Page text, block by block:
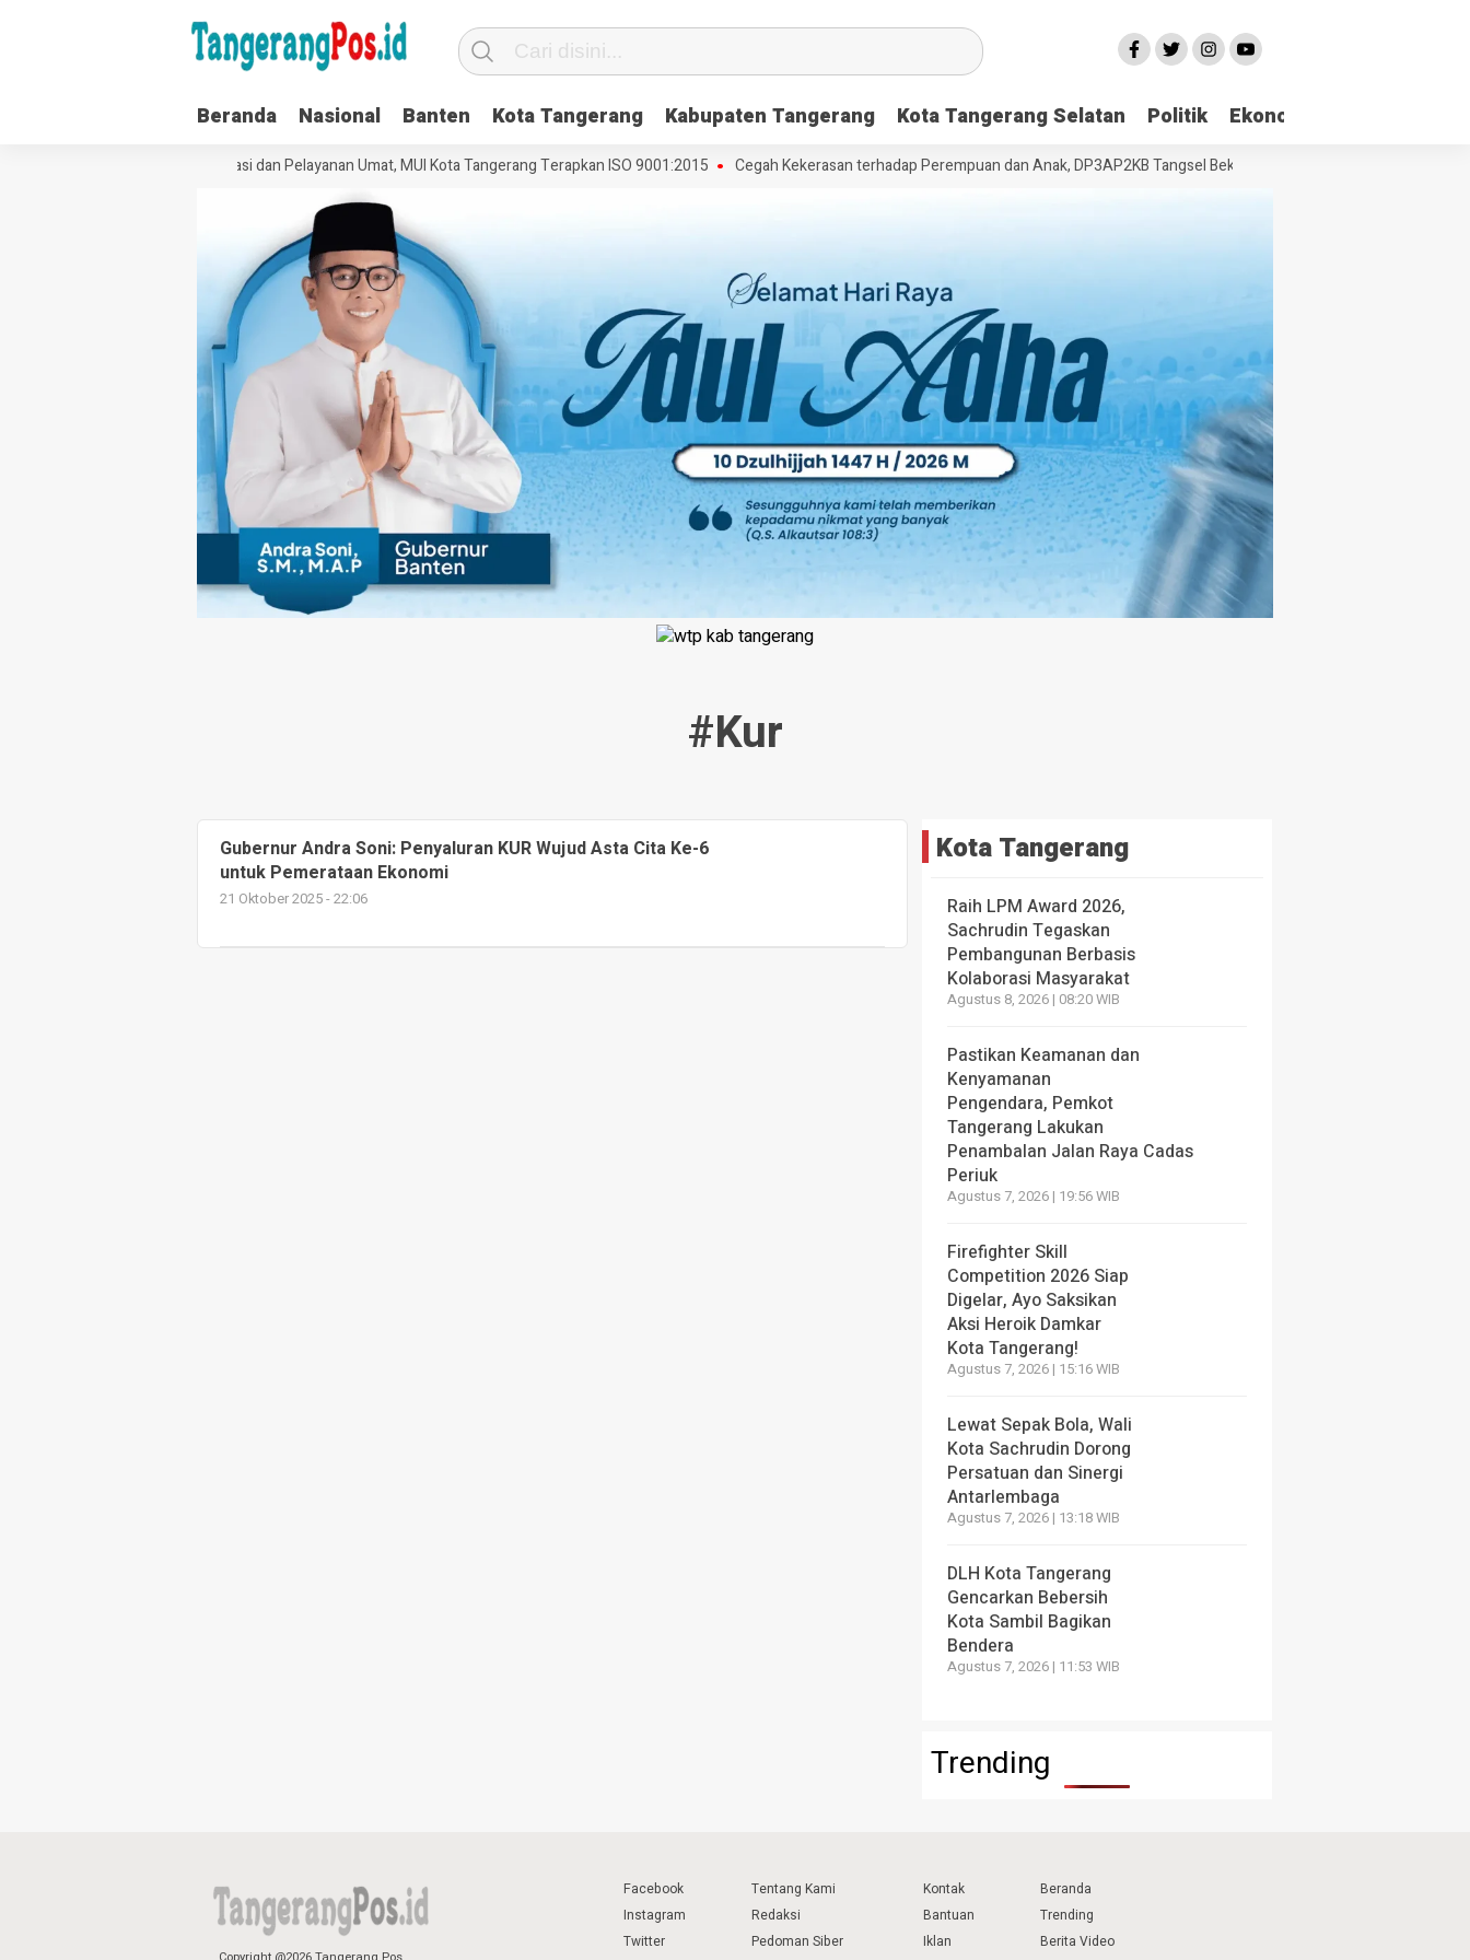
Beranda Nasional Banten Kota Tangerang Kabupaten Tangerang Kota Tangerang Selatan Politik Ekonomi
Perkuat Tata Kelola Organisasi dan Pelayanan Umat, MUI Kota Tangerang Terapkan ISO 9001:2015 Cegah Kekerasan terhadap Perempuan dan Anak, DP3AP2KB Tangsel Bekali Masyarakat Manajemen Stres dan
#kur
Gubernur Andra Soni: Penyaluran KUR Wujud Asta Cita Ke-6
untuk Pemerataan Ekonomi
21 Oktober 2025 - 22:06
Kota Tangerang
Raih LPM Award 2026,
Sachrudin Tegaskan
Pembangunan Berbasis
Kolaborasi Masyarakat
Agustus 8, 2026 | 08:20 WIB
Pastikan Keamanan dan
Kenyamanan
Pengendara, Pemkot
Tangerang Lakukan
Penambalan Jalan Raya Cadas
Periuk
Agustus 7, 2026 | 19:56 WIB
Firefighter Skill
Competition 2026 Siap
Digelar, Ayo Saksikan
Aksi Heroik Damkar
Kota Tangerang!
Agustus 7, 2026 | 15:16 WIB
Lewat Sepak Bola, Wali
Kota Sachrudin Dorong
Persatuan dan Sinergi
Antarlembaga
Agustus 7, 2026 | 13:18 WIB
DLH Kota Tangerang
Gencarkan Bebersih
Kota Sambil Bagikan
Bendera
Agustus 7, 2026 | 11:53 WIB
Trending
Facebook
Instagram
Twitter
Tentang Kami
Redaksi
Pedoman Siber
Kontak
Bantuan
Iklan
Beranda
Trending
Berita Video